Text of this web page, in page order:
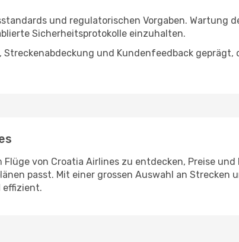
und regulatorischen Vorgaben. Wartung
Sicherheitsprotokolle einzuhalten.
und Kundenfeedback geprägt,
von Croatia Airlines zu entdecken, Preise
passt. Mit einer grossen Auswahl an Strecken
effizient.